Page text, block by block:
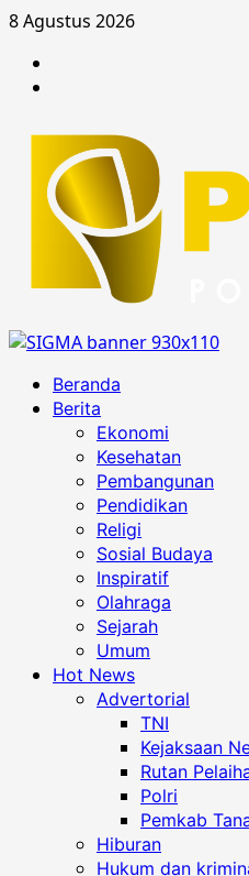
Skip
content
8 Agustus 2026
Primary
Menu
Beranda
Berita
Ekonomi
Kesehatan
Pembangunan
Pendidikan
Religi
Sosial Budaya
Inspiratif
Olahraga
Sejarah
Umum
Hot News
Advertorial
TNI
Kejaksaan
Rutan
Polri
Pemkab
Hiburan
Hukum dan